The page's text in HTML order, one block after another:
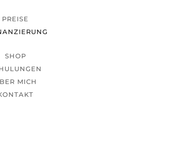
PREISE
SHOP
MICH